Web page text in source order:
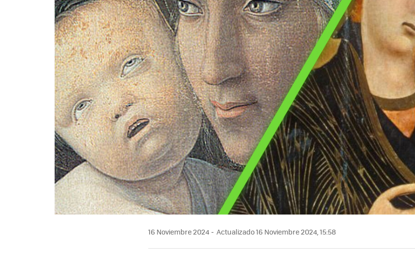
16 Noviembre 2024 Actualizado 16 Noviembre 2024, 15:58